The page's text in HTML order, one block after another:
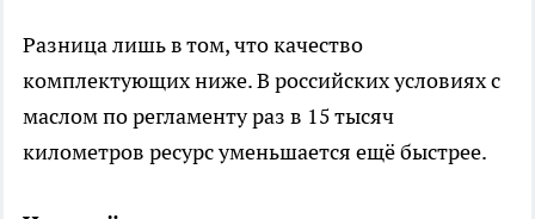
Разница лишь в том, что качество
комплектующих ниже. В российских условиях с
маслом по регламенту раз в 15 тысяч
километров ресурс уменьшается ещё быстрее.